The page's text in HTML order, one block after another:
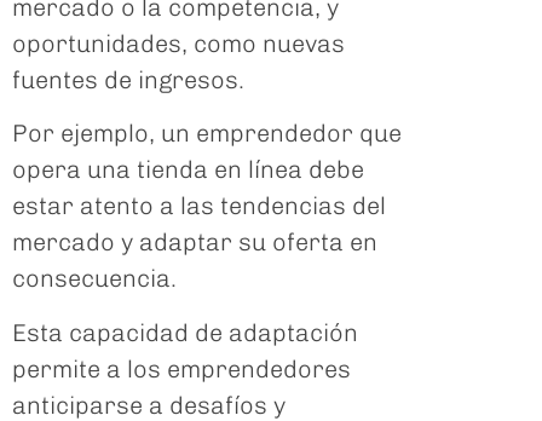
mercado o la competencia, y
oportunidades, como nuevas
fuentes de ingresos.
Por ejemplo, un emprendedor que
opera una tienda en línea debe
estar atento a las tendencias del
mercado y adaptar su oferta en
consecuencia.
Esta capacidad de adaptación
permite a los emprendedores
anticiparse a desafíos y